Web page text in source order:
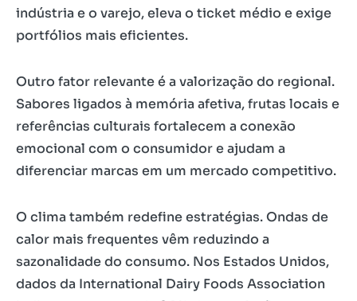
indústria e o varejo, eleva o ticket médio e exige
portfólios mais eficientes.
Outro fator relevante é a valorização do regional.
Sabores ligados à memória afetiva, frutas locais e
referências culturais fortalecem a conexão
emocional com o consumidor e ajudam a
diferenciar marcas em um mercado competitivo.
O clima também redefine estratégias. Ondas de
calor mais frequentes vêm reduzindo a
sazonalidade do consumo. Nos Estados Unidos,
dados da International Dairy Foods Association